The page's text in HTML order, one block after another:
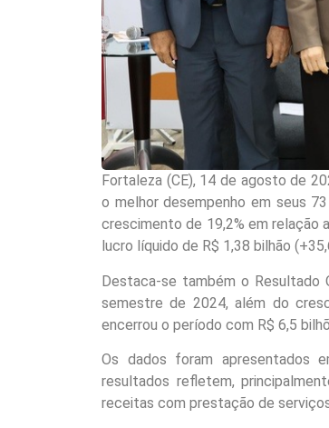
Fortaleza (CE), 14 de agosto de
o melhor desempenho em seus
crescimento de 19,2% em relação
lucro líquido de R$ 1,38 bilhão
Destaca-se também o Resultado
semestre de 2024, além do
encerrou o período com R$ 6,5
Os dados foram apresentados
resultados refletem,
receitas com prestação de